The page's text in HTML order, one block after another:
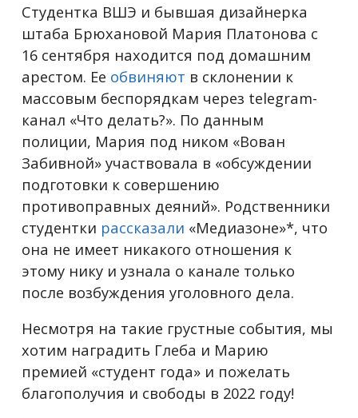
Студентка ВШЭ и бывшая дизайнерка
штаба Брюхановой Мария Платонова с
16 сентября находится под домашним
арестом. Ее обвиняют в склонении к
массовым беспорядкам через telegram-
канал «Что делать?». По данным
полиции, Мария под ником «Вован
Забивной» участвовала в «обсуждении
подготовки к совершению
противоправных деяний». Родственники
студентки рассказали «Медиазоне»*, что
она не имеет никакого отношения к
этому нику и узнала о канале только
после возбуждения уголовного дела.
Несмотря на такие грустные события, мы
хотим наградить Глеба и Марию
премией «студент года» и пожелать
благополучия и свободы в 2022 году!